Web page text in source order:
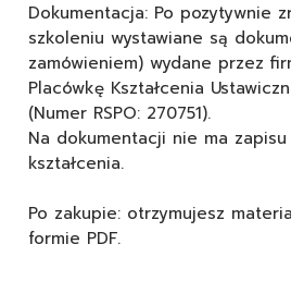
Dokumentacja: Po pozytywnie
szkoleniu wystawiane są
zamówieniem) wydane przez
Placówkę Kształcenia
(Numer RSPO: 270751).
Na dokumentacji nie ma
kształcenia.
Po zakupie: otrzymujesz
formie PDF.